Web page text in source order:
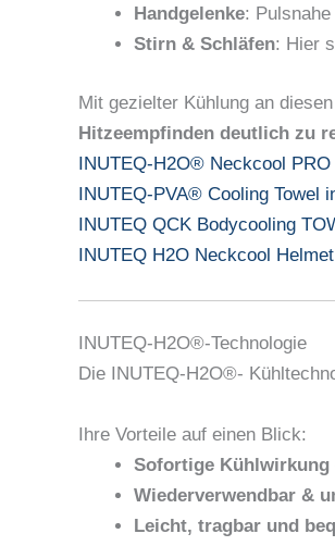
Handgelenke:
Stirn & Schläfen: Hier
Mit gezielter Kühlung an
Hitzeempfinden deutlich zu
INUTEQ-H2O® Neckcool
INUTEQ-PVA® Cooling Towel
INUTEQ QCK Bodycooling
INUTEQ H2O Neckcool
INUTEQ-H2O®-Technologie
Die INUTEQ-H2O®-
Ihre Vorteile auf einen Blick:
Sofortige Kühlwirkung
Wiederverwendbar &
Leicht, tragbar und